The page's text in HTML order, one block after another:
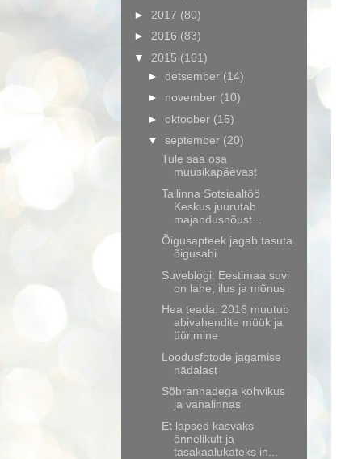
► 2017 (80)
► 2016 (83)
▼ 2015 (161)
► detsember (14)
► november (10)
► oktoober (15)
▼ september (20)
Tule saa osa
muusikapäevast
Tallinna Sotsiaaltöö
Keskus juurutab
majandusnõust...
Õigusapteek jagab tasuta
õigusabi
Suveblogi: Eestimaa suvi
on lahe, ilus ja mõnus
Hea teada: 2016 muutub
abivahendite müük ja
üürimine
Loodusfotode jagamise
nädalast
Sõbrannadega kohvikus
ja vanalinnas
Et lapsed kasvaks
õnnelikult ja
tasakaalukateks in...